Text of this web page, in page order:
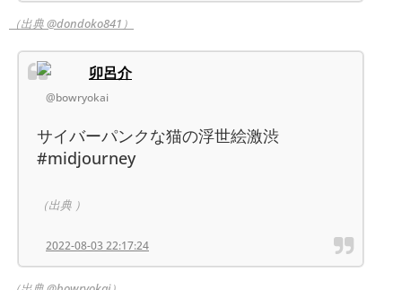
（出典 @dondoko841）
卯呂介
@bowryokai
サイバーパンクな猫の浮世絵激渋
#midjourney
（出典 ）
2022-08-03 22:17:24